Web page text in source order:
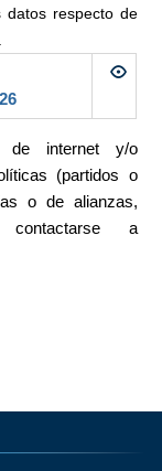
datos respecto de
de internet y/o
(partidos o
o de alianzas,
contactarse a